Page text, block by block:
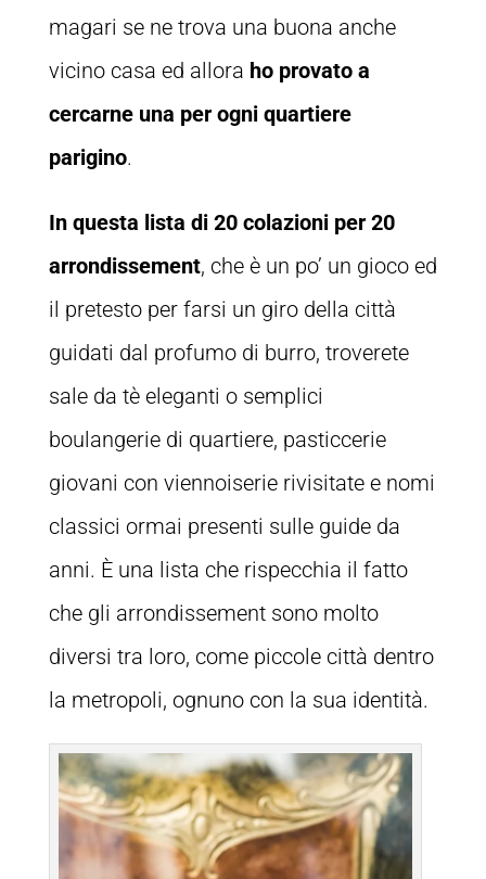
magari se ne trova una buona anche
vicino casa ed allora ho provato a
cercarne una per ogni quartiere
parigino.
In questa lista di 20 colazioni per 20
arrondissement, che è un po’ un gioco ed
il pretesto per farsi un giro della città
guidati dal profumo di burro, troverete
sale da tè eleganti o semplici
boulangerie di quartiere, pasticcerie
giovani con viennoiserie rivisitate e nomi
classici ormai presenti sulle guide da
anni. È una lista che rispecchia il fatto
che gli arrondissement sono molto
diversi tra loro, come piccole città dentro
la metropoli, ognuno con la sua identità.